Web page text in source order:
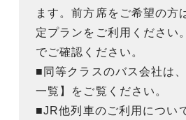
ます。前方席をご希望の方
定プランをご利用ください
でご確認ください。
■同等クラスのバス会社は
一覧】をご覧ください。
■JR他列車のご利用につい